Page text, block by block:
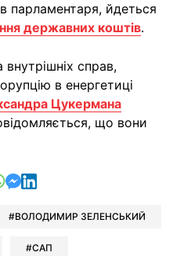
парламентаря, йдеться
державних коштів.
справ,
в енергетиці
Цукермана
що вони
у Telegram
у Facebook
у Xу Viber
відправити у Whatsapp
відправити у Messenger
відправити у LinkedIn
ВОЛОДИМИР ЗЕЛЕНСЬКИЙ
САП